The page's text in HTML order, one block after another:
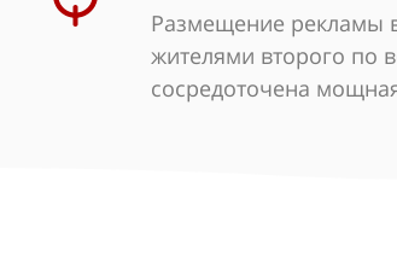
Размещение рекламы
жителями второго по
сосредоточена